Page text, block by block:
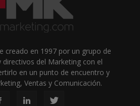
creado en 1997 por un grupo de
directivos del Marketing con el
en un punto de encuentro y
Ventas y Comunicación.